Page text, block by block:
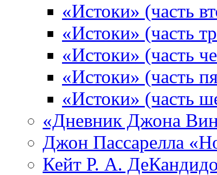
«Истоки» (часть
«Истоки» (часть
«Истоки» (часть
«Истоки» (часть
«Истоки» (часть
«Дневник Джона
Джон Пассарелла
Кейт Р. А.